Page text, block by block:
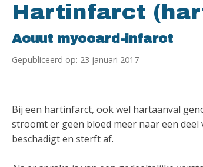
Hartinfarct
Acuut myocard-infarct
Gepubliceerd op: 23 januari 2017
Bij een hartinfarct, ook wel hartaanval
stroomt er geen bloed meer naar een
beschadigt en sterft af.